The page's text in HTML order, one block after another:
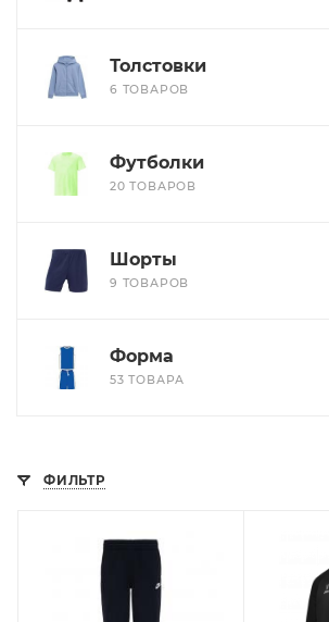
Толстовки
6 ТОВАРОВ
Футболки
20 ТОВАРОВ
Шорты
9 ТОВАРОВ
Форма
53 ТОВАРА
ФИЛЬТР